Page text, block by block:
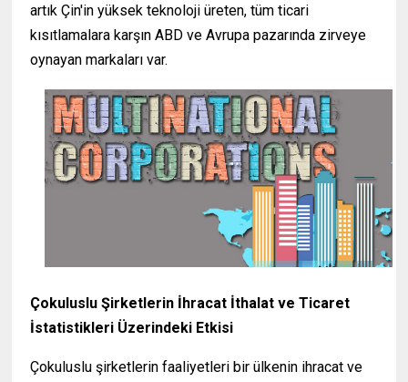
artık Çin'in yüksek teknoloji üreten, tüm ticari
kısıtlamalara karşın ABD ve Avrupa pazarında zirveye
oynayan markaları var.
Çokuluslu Şirketlerin İhracat İthalat ve Ticaret
İstatistikleri Üzerindeki Etkisi
Çokuluslu şirketlerin faaliyetleri bir ülkenin ihracat ve